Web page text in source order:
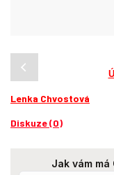
Lenka Chvostová
Diskuze (0)
Jak vám